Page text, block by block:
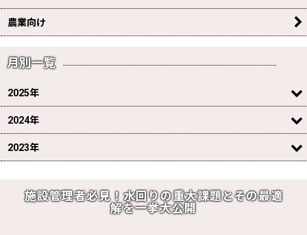
施設管理者必見！水回りの重大課題とその最適
解を一挙大公開
農業向け
月別一覧
2025年
2024年
2023年